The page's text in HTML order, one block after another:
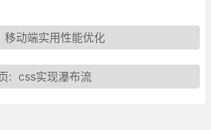
移动端实用性能优化
: css实现瀑布流